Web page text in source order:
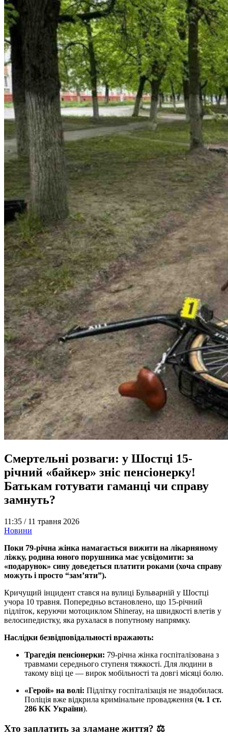
Смертельні розваги: у Шостці 15-
річний «байкер» зніс пенсіонерку!
Батькам готувати гаманці чи справу
замнуть?
11:35 / 11 травня 2026
Новини
Поки 79-річна жінка намагається вижити на лікарняному
ліжку, родина юного порушника має усвідомити: за
«подарунок» сину доведеться платити роками (хоча справу
можуть і просто “замʼяти”).
Кричущий інцидент стався на вулиці Бульварній у Шостці
учора 10 травня. Попередньо встановлено, що 15-річний
підліток, керуючи мотоциклом Shineray, на швидкості влетів у
велосипедистку, яка рухалася в попутному напрямку.
Наслідки безвідповідальності вражають:
Трагедія пенсіонерки: 79-річна жінка госпіталізована з
травмами середнього ступеня тяжкості. Для людини в
такому віці це — вирок мобільності та довгі місяці болю.
«Герой» на волі: Підлітку госпіталізація не знадобилася.
Поліція вже відкрила кримінальне провадження (ч. 1 ст.
286 КК України).
Хто заплатить за зламане життя? ⚖️